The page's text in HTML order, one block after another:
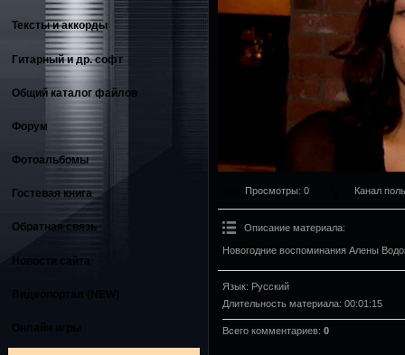
Тексты и аккорды
Гитарный и др. софт
Общий каталог файлов
Форум
Фотоальбомы
Гостевая книга
Обратная связь
Новости сайта
Просмотры: 0 Канал
Описание материала:
Новогодние воспоминания Алены
Язык: Русский
Длительность материала: 00:01:15
Всего комментариев: 0